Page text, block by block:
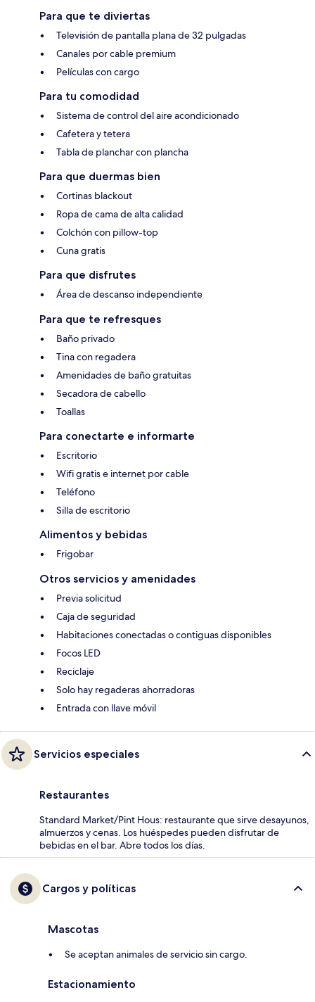
Para que te diviertas
Televisión de pantalla plana de 32 pulgadas
Canales por cable premium
Películas con cargo
Para tu comodidad
Sistema de control del aire acondicionado
Cafetera y tetera
Tabla de planchar con plancha
Para que duermas bien
Cortinas blackout
Ropa de cama de alta calidad
Colchón con pillow-top
Cuna gratis
Para que disfrutes
Área de descanso independiente
Para que te refresques
Baño privado
Tina con regadera
Amenidades de baño gratuitas
Secadora de cabello
Toallas
Para conectarte e informarte
Escritorio
Wifi gratis e internet por cable
Teléfono
Silla de escritorio
Alimentos y bebidas
Frigobar
Otros servicios y amenidades
Previa solicitud
Caja de seguridad
Habitaciones conectadas o contiguas disponibles
Focos LED
Reciclaje
Solo hay regaderas ahorradoras
Entrada con llave móvil
Servicios especiales
Restaurantes
Standard Market/Pint Hous: restaurante que sirve desayunos,
almuerzos y cenas. Los huéspedes pueden disfrutar de
bebidas en el bar. Abre todos los días.
Cargos y políticas
Mascotas
Se aceptan animales de servicio sin cargo.
Estacionamiento